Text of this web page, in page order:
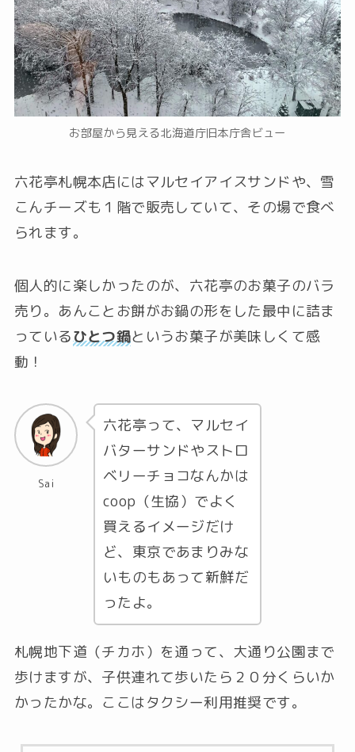
お部屋から見える北海道庁旧本庁舎ビュー
六花亭札幌本店にはマルセイアイスサンドや、雪
こんチーズも１階で販売していて、その場で食べ
られます。
個人的に楽しかったのが、六花亭のお菓子のバラ
売り。あんことお餅がお鍋の形をした最中に詰ま
っているひとつ鍋というお菓子が美味しくて感
動！
Sai
六花亭って、マルセイ
バターサンドやストロ
ベリーチョコなんかは
coop（生協）でよく
買えるイメージだけ
ど、東京であまりみな
いものもあって新鮮だ
ったよ。
札幌地下道（チカホ）を通って、大通り公園まで
歩けますが、子供連れて歩いたら２０分くらいか
かったかな。ここはタクシー利用推奨です。